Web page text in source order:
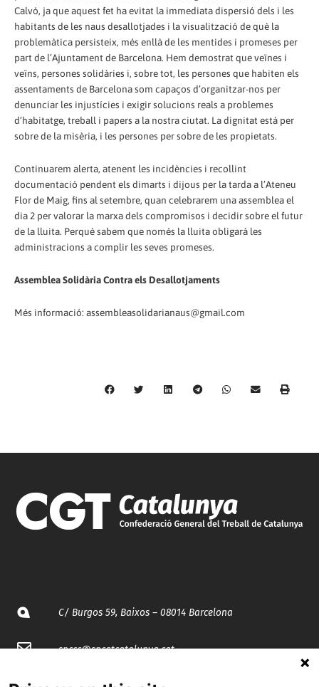
Calvó, ja que aquest fet ha evitat la immediata dispersió dels i les
habitants de les naus desallotjades i la visualització de què la
problemàtica persisteix, més enllà de les mentides i promeses per
part de l’Ajuntament de Barcelona. Hem demostrat que veïnes i
veïns, persones solidàries i, sobre tot, les persones que habiten els
assentaments de Barcelona som capaços d’organitzar-nos per
denunciar les injustícies i exigir solucions reals a problemes
d’habitatge, treball i papers a la nostra ciutat. La dignitat està per
sobre de la misèria, i les persones per sobre de les propietats.
Continuarem alerta, atenent les incidències i recollint
documentació pendent els dimarts i dijous per la tarda a l’Ateneu
Flor de Maig, fins al setembre, quan celebrarem una assemblea el
dia 2 per valorar la marxa dels compromisos i decidir sobre el futur
de la lluita. Perquè sabem que només la lluita obligarà les
administracions a complir les seves promeses.
Assemblea Solidària Contra els Desallotjaments
Més informació: assembleasolidarianaus@gmail.com
C/ Burgos 59, Baixos – 08014 Barcelona
spccc@spcgtcatalunya.cat
935 120 481